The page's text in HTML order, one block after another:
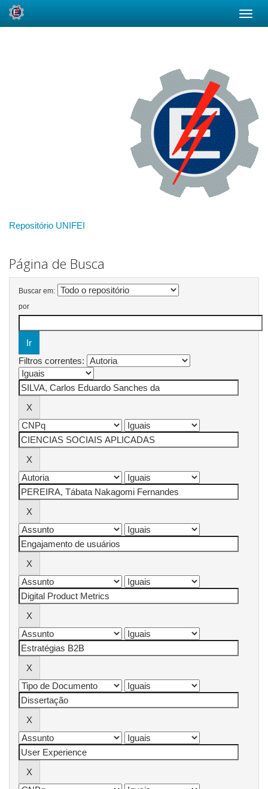
Repositório UNIFEI
Página de Busca
Buscar em:
por
Filtros correntes: